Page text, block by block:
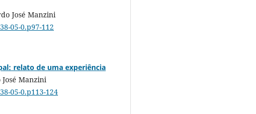
José Manzini
05-0.p97-112
relato de uma experiência
Manzini
05-0.p113-124